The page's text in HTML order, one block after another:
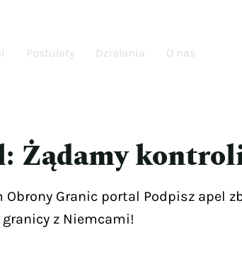
Postulaty Działania O nas
Żądamy
Obrony Granic portal Podpisz apel
z Niemcami!